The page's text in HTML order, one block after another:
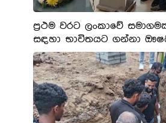
ප්‍රථම වරට ලංකාවේ
සඳහා භාවිතයට ගන්නා